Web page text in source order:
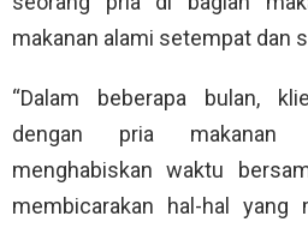
makanan alami setempat dan
“Dalam beberapa bulan,
dengan pria makanan
menghabiskan waktu
membicarakan hal-hal yang